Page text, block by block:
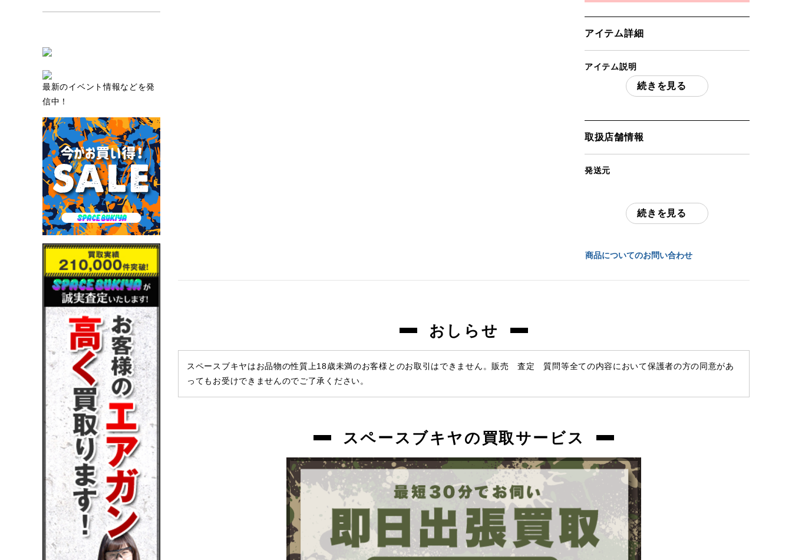
アイテム詳細
アイテム説明
BATONBT-PIT VIPER CO2ガスブローバ
が全てです。 （撮影、運搬備品は除く）
箱、説明書あり。使用に伴う若干のスレ
(ハンマーに塗装剥がれあり)があります
射動作確認済みです(0.2gBBにて計測 約
みられません。中古品となりますので、画
き、ご同意の上でご購入下さい。
商品管理コード
続きを見る
取扱店舗情報
発送元
続きを見る
商品についてのお問い合わせ
おしらせ
スペースブキヤはお品物の性質上18歳未満のお客様とのお取引はできません。販売 査定 質問等全ての内容において保護者の方の同意があ
ってもお受けできませんのでご了承ください。
スペースブキヤの買取サービス
最新のイベント情報などを発
信中！